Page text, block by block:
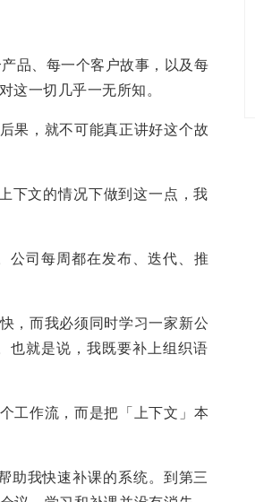
品、每一个客户故事，以及每
这一切几乎一无所知。
果，就不可能真正讲好这个故
下文的情况下做到这一点，我
公司每周都在发布、迭代、推
，而我必须同时学习一家新公
也就是说，我既要补上组织语
工作流，而是把「上下文」本
助我快速补课的系统。到第三